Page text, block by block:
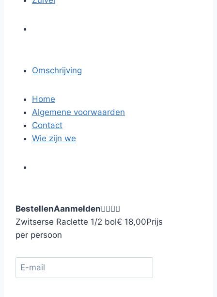
Omschrijving
Home
Algemene voorwaarden
Contact
Wie zijn we
BestellenAanmelden
Zwitserse Raclette 1/2 bol€ 18,00Prijs
per persoon